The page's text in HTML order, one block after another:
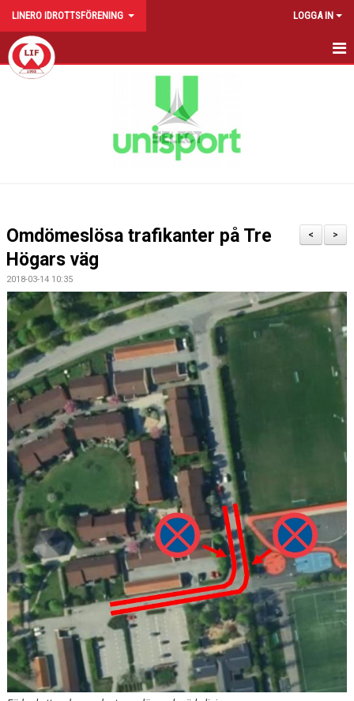
LINERO IDROTTSFÖRENING LOGGA IN
HEM
CUPER
BILDGALLERI
DOKUMENT
VÅRA LAG
MATCHER
MEDLEMSSKAP
ÄNDRA MEDLEMSUPPGIFTER
>
<
Omdömeslösa trafikanter på Tre
Högars väg
2018-03-14 10:35